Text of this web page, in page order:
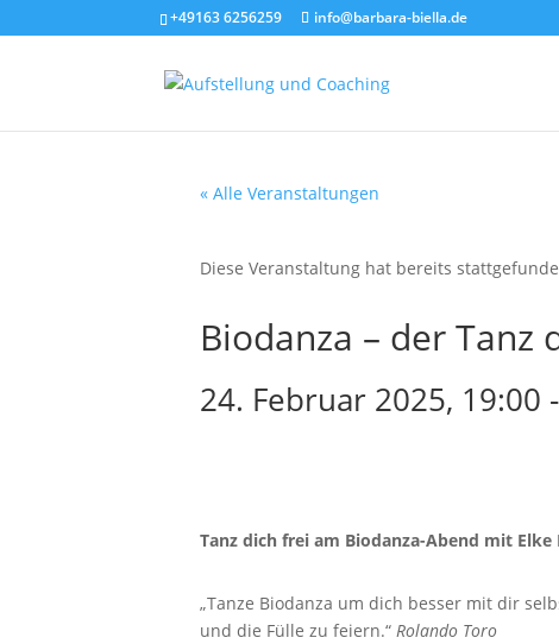
+49163 6256259 info@barbara-biella.de
« Alle Veranstaltungen
Diese Veranstaltung hat bereits
Biodanza – der Tanz
24. Februar 2025, 19:00 -
Tanz dich frei am Biodanza-Abend mit
„Tanze Biodanza um dich besser mit dir
und die Fülle zu feiern.“ Rolando Toro